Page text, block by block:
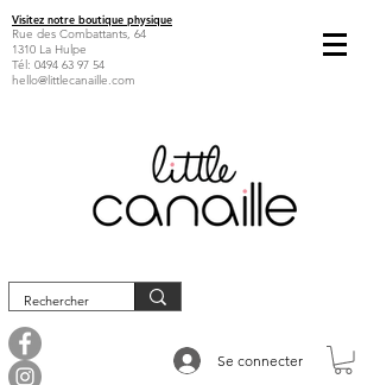
Visitez notre boutique physique
Rue des Combattants, 64
1310 La Hulpe
Tél: 0494 63 97 54
hello@littlecanaille.com
Se connecter